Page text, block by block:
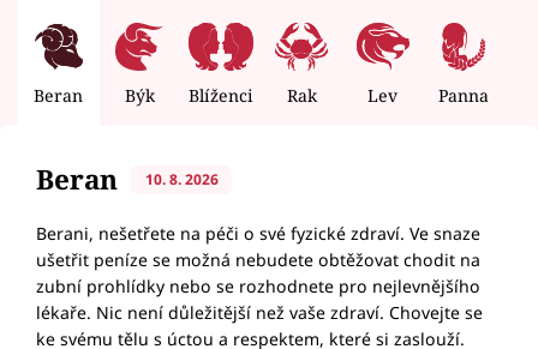
Beran Býk Blíženci Rak Lev Panna
Beran 10. 8. 2026
Berani, nešetřete na péči o své fyzické zdraví. Ve snaze
ušetřit peníze se možná nebudete obtěžovat chodit na
zubní prohlídky nebo se rozhodnete pro nejlevnějšího
lékaře. Nic není důležitější než vaše zdraví. Chovejte se
ke svému tělu s úctou a respektem, které si zaslouží.